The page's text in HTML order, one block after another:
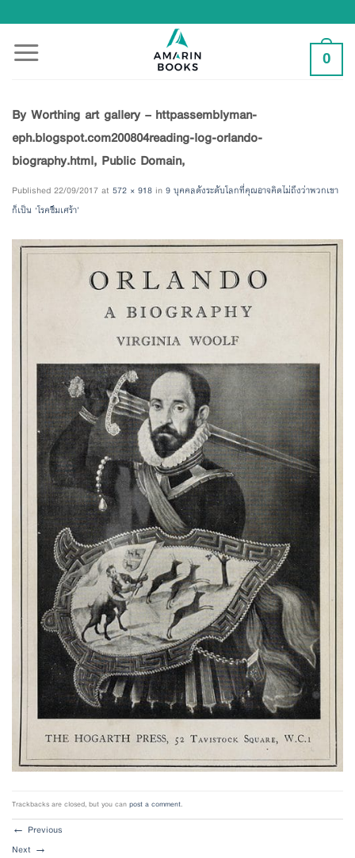
to
content
0
By Worthing art gallery – httpassemblyman-
eph.blogspot.com200804reading-log-orlando-
biography.html, Public Domain,
Published 22/09/2017 at 572 × 918 in 9 บุคคลดังระดับโลกที่คุณอาจคิดไม่ถึงว่าพวกเขา
ก็เป็น ‘โรคซึมเศร้า’
Trackbacks are closed, but you canpost a comment.
← Previous
Next →